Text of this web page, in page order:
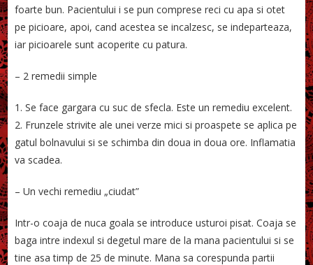
foarte bun. Pacientului i se pun comprese reci cu apa si otet
pe picioare, apoi, cand acestea se incalzesc, se indeparteaza,
iar picioarele sunt acoperite cu patura.
– 2 remedii simple
1. Se face gargara cu suc de sfecla. Este un remediu excelent.
2. Frunzele strivite ale unei verze mici si proaspete se aplica pe
gatul bolnavului si se schimba din doua in doua ore. Inflamatia
va scadea.
– Un vechi remediu „ciudat”
Intr-o coaja de nuca goala se introduce usturoi pisat. Coaja se
baga intre indexul si degetul mare de la mana pacientului si se
tine asa timp de 25 de minute. Mana sa corespunda partii